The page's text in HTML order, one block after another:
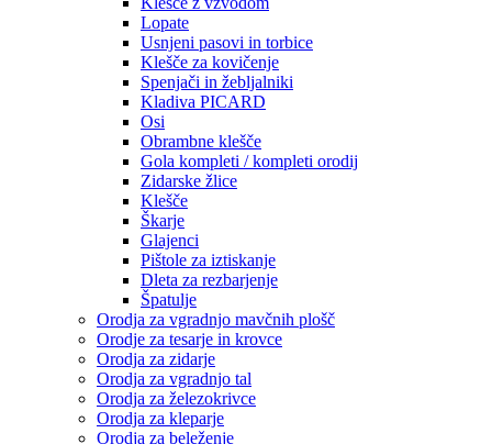
Lopate
Usnjeni pasovi in torbice
Klešče za kovičenje
Spenjači in žebljalniki
Kladiva PICARD
Osi
Obrambne klešče
Gola kompleti / kompleti orodij
Zidarske žlice
Klešče
Škarje
Glajenci
Pištole za iztiskanje
Dleta za rezbarjenje
Špatulje
Orodja za vgradnjo mavčnih plošč
Orodje za tesarje in krovce
Orodja za zidarje
Orodja za vgradnjo tal
Orodja za železokrivce
Orodja za kleparje
Orodja za beleženje